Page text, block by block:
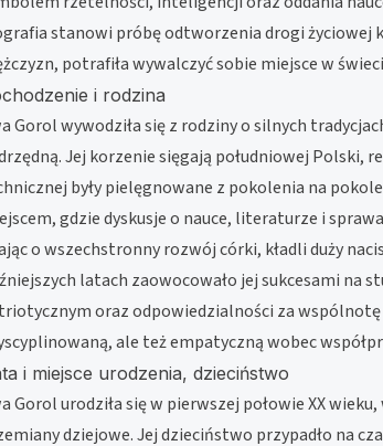
stanowi próbę odtworzenia drogi życiowej
potrafiła wywalczyć sobie miejsce w
i rodzina
Gorol wywodziła się z rodziny o silnych
Jej korzenie sięgają południowej Polski,
były pielęgnowane z pokolenia na
gdzie dyskusje o nauce, literaturze i
o wszechstronny rozwój córki, kładli duży
latach zaowocowało jej sukcesami na
oraz odpowiedzialności za wspólnotę
ale też empatyczną wobec
i miejsce urodzenia, dzieciństwo
Gorol urodziła się w pierwszej połowie XX
dziejowe. Jej dzieciństwo przypadło na